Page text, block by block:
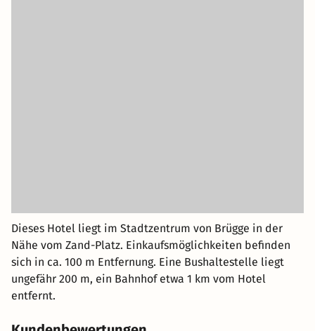
Dieses Hotel liegt im Stadtzentrum von Brügge in der
Nähe vom Zand-Platz. Einkaufsmöglichkeiten befinden
sich in ca. 100 m Entfernung. Eine Bushaltestelle liegt
ungefähr 200 m, ein Bahnhof etwa 1 km vom Hotel
entfernt.